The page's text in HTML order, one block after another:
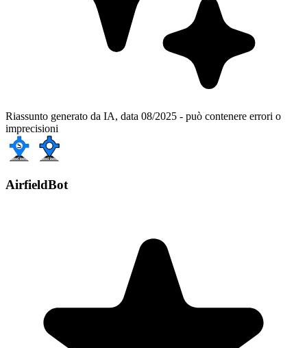
Riassunto generato da IA, data 08/2025 - può contenere errori o
imprecisioni
AirfieldBot